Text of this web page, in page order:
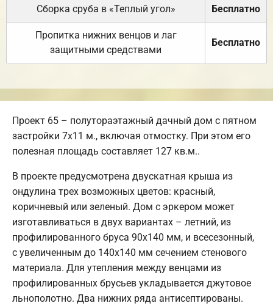
Сборка сруба в «Теплый угол» Бесплатно
Пропитка нижних венцов и лаг
защитными средствами
Бесплатно
Проект 65 – полутораэтажный дачный дом с пятном
застройки 7х11 м., включая отмостку. При этом его
полезная площадь составляет 127 кв.м..
В проекте предусмотрена двускатная крыша из
ондулина трех возможных цветов: красный,
коричневый или зеленый. Дом с эркером может
изготавливаться в двух вариантах – летний, из
профилированного бруса 90х140 мм, и всесезонный,
с увеличенным до 140х140 мм сечением стенового
материала. Для утепления между венцами из
профилированных брусьев укладывается джутовое
льнополотно. Два нижних ряда антисептированы.